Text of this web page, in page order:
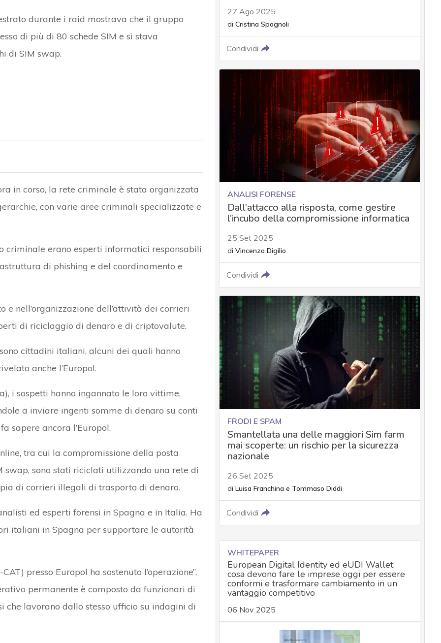
durante i raid mostrava che il gruppo
di più di 80 schede SIM e si stava
di SIM swap.
in corso, la rete criminale è stata organizzata
con varie aree criminali specializzate e
erano esperti informatici responsabili
di phishing e del coordinamento e
nell’organizzazione dell’attività dei corrieri
di riciclaggio di denaro e di criptovalute.
cittadini italiani, alcuni dei quali hanno
anche l’Europol.
i sospetti hanno ingannato le loro vittime,
a inviare ingenti somme di denaro su conti
sapere ancora l’Europol.
tra cui la compromissione della posta
sono stati riciclati utilizzando una rete di
di corrieri illegali di trasporto di denaro.
ed esperti forensi in Spagna e in Italia. Ha
italiani in Spagna per supportare le autorità
presso Europol ha sostenuto l’operazione”,
permanente è composto da funzionari di
lavorano dallo stesso ufficio su indagini di
27 Ago 2025
di Cristina Spagnoli
Condividi
ANALISI FORENSE
Dall’attacco alla risposta, come gestire
l’incubo della compromissione informatica
25 Set 2025
di Vincenzo Digilio
Condividi
FRODI E SPAM
Smantellata una delle maggiori Sim farm
mai scoperte: un rischio per la sicurezza
nazionale
26 Set 2025
di Luisa Franchina e Tommaso Diddi
Condividi
WHITEPAPER
European Digital Identity ed eUDI Wallet:
cosa devono fare le imprese oggi per essere
conformi e trasformare cambiamento in un
vantaggio competitivo
06 Nov 2025